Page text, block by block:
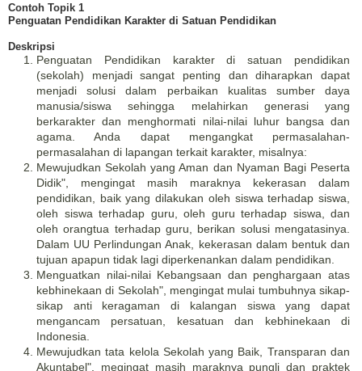
Contoh Topik 1
Penguatan Pendidikan Karakter di Satuan Pendidikan
Deskripsi
Penguatan Pendidikan karakter di satuan pendidikan
(sekolah) menjadi sangat penting dan diharapkan dapat
menjadi solusi dalam perbaikan kualitas sumber daya
manusia/siswa sehingga melahirkan generasi yang
berkarakter dan menghormati nilai-nilai luhur bangsa dan
agama. Anda dapat mengangkat permasalahan-
permasalahan di lapangan terkait karakter, misalnya:
Mewujudkan Sekolah yang Aman dan Nyaman Bagi Peserta
Didik", mengingat masih maraknya kekerasan dalam
pendidikan, baik yang dilakukan oleh siswa terhadap siswa,
oleh siswa terhadap guru, oleh guru terhadap siswa, dan
oleh orangtua terhadap guru, berikan solusi mengatasinya.
Dalam UU Perlindungan Anak, kekerasan dalam bentuk dan
tujuan apapun tidak lagi diperkenankan dalam pendidikan.
Menguatkan nilai-nilai Kebangsaan dan penghargaan atas
kebhinekaan di Sekolah", mengingat mulai tumbuhnya sikap-
sikap anti keragaman di kalangan siswa yang dapat
mengancam persatuan, kesatuan dan kebhinekaan di
Indonesia.
Mewujudkan tata kelola Sekolah yang Baik, Transparan dan
Akuntabel", megingat masih maraknya pungli dan praktek